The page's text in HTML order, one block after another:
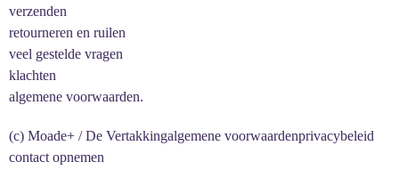
verzenden
retourneren en ruilen
veel gestelde vragen
klachten
algemene voorwaarden.
(c) Moade+ / De Vertakkingalgemene voorwaardenprivacybeleid
contact opnemen